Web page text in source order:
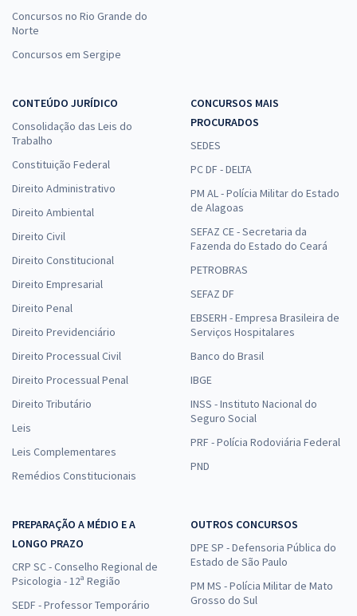
Concursos no Rio Grande do
Norte
Concursos em Sergipe
CONTEÚDO JURÍDICO
Consolidação das Leis do
Trabalho
Constituição Federal
Direito Administrativo
Direito Ambiental
Direito Civil
Direito Constitucional
Direito Empresarial
Direito Penal
Direito Previdenciário
Direito Processual Civil
Direito Processual Penal
Direito Tributário
Leis
Leis Complementares
Remédios Constitucionais
CONCURSOS MAIS
PROCURADOS
SEDES
PC DF - DELTA
PM AL - Polícia Militar do Estado
de Alagoas
SEFAZ CE - Secretaria da
Fazenda do Estado do Ceará
PETROBRAS
SEFAZ DF
EBSERH - Empresa Brasileira de
Serviços Hospitalares
Banco do Brasil
IBGE
INSS - Instituto Nacional do
Seguro Social
PRF - Polícia Rodoviária Federal
PND
PREPARAÇÃO A MÉDIO E A
LONGO PRAZO
CRP SC - Conselho Regional de
Psicologia - 12ª Região
SEDF - Professor Temporário
OUTROS CONCURSOS
DPE SP - Defensoria Pública do
Estado de São Paulo
PM MS - Polícia Militar de Mato
Grosso do Sul